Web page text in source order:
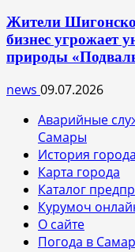
Жители
бизнес угрожает
природы
news 09.07.2026
Аварийные
Самары
История города
Карта города
Каталог
Курумоч
О сайте
Погода в